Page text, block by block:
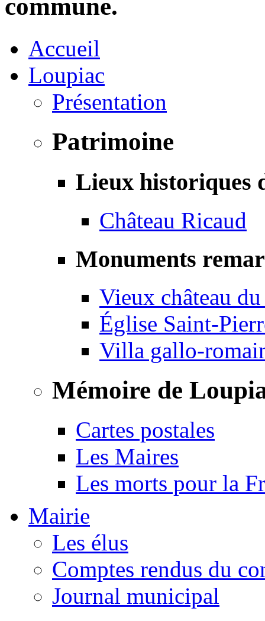
commune.
Accueil
Loupiac
Présentation
Patrimoine
Lieux historiques
Château Ricaud
Monuments
Vieux château
Église Saint-
Villa gallo-
Mémoire de
Cartes postales
Les Maires
Les morts pour la
Mairie
Les élus
Comptes rendus du
Journal municipal